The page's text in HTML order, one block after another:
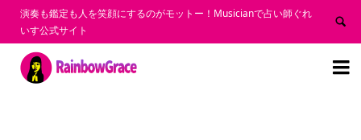
演奏も鑑定も人を笑顔にするのがモットー！Musicianで占い師ぐれ
いす公式サイト

